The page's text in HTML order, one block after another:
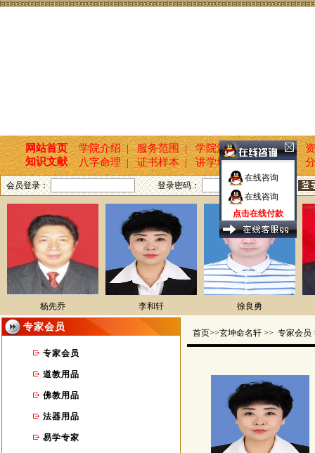
在线咨询
在线咨询
点击在线付款
网站首页 学院介绍 | 服务范围 | 学院活动 | 新闻报道 |
知识文献
八字命理 | 证书样本 | 讲学培训 | 国学文化 |
会员登录： 登录密码：
杨先乔 李和轩 徐良勇
沈罡成 毛彬
专家会员
专家会员
道教用品
佛教用品
法器用品
易学专家
首页>>玄坤命名轩 >> 专家会员